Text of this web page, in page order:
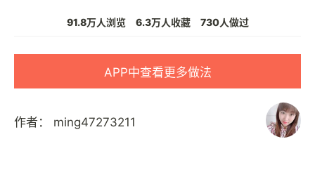
91.8万人浏览 6.3万人收藏 730人做过
APP中查看更多做法
作者： ming47273211